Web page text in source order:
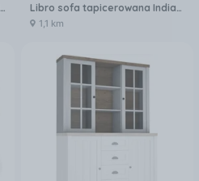
Libro sofa rozkładana z funkcją spania z pojemnikiem Grace Tabou Premium tkanina 140 cm materac HR 13 cm Libro sofa tapicerowana India tkanina Tabou
1,1 km